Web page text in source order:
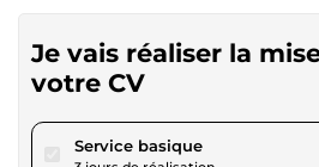
Je vais réaliser la
votre CV
Service basiquepour 17,34 $US